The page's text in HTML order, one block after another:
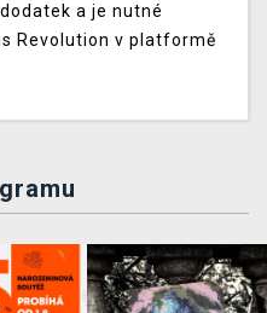
a je nutné
Revolution v platformě